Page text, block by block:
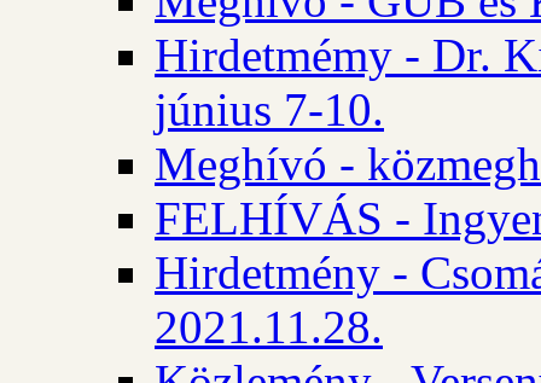
Hirdetmémy - Dr.
június 7-10.
Meghívó -
FELHÍVÁS -
Hirdetmény -
2021.11.28.